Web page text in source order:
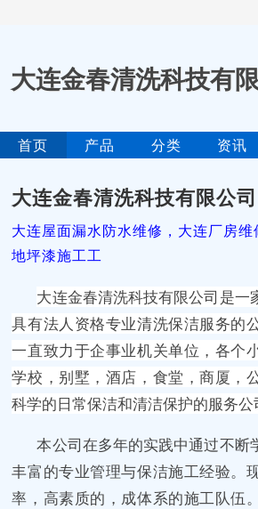
大连金春清洗科技有
首页 产品 分类 资讯
大连金春清洗科技有限公司
大连屋面漏水防水维修，大连厂房
地坪漆施工工
大连金春清洗科技有限公司 是一
具有法人资格专业清洗保洁服务的
一直致力于企事业机关单位，各个
学校，别墅，酒店，食堂，商厦，
科学的日常保洁和清洁保护的服务公
本公司在多年的实践中通过不断
丰富的专业管理与保洁施工经验。
率，高素质的，成体系的施工队伍